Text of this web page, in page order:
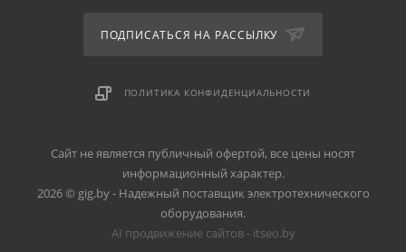
ПОДПИСАТЬСЯ НА РАССЫЛКУ
ПОЛИТИКА КОНФИДЕНЦИАЛЬНОСТИ
Сайт не является публичный офертой, все цены носят
информационный характер.
2026 © gig.by - Надежный поставщик электротехнического
оборудования.
AI продвижение сайтов - itseo.by